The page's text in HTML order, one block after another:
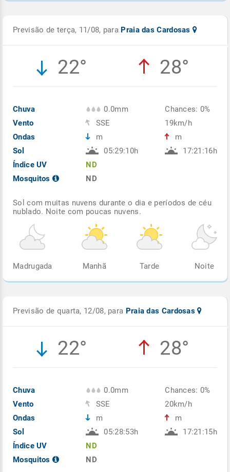
Previsão de terça, 11/08, para Praia das Cardosas
22° 28°
Chuva
Vento
Ondas
Sol
Índice UV
Mosquitos
0.0mm
SSE
m
05:29:10h
ND
ND
Chances: 0%
19km/h
m
17:21:16h
Sol com muitas nuvens durante o dia e períodos de céu
nublado. Noite com poucas nuvens.
Madrugada Manhã Tarde Noite
Previsão de quarta, 12/08, para Praia das Cardosas
22° 28°
Chuva
Vento
Ondas
Sol
Índice UV
Mosquitos
0.0mm
SSE
m
05:28:53h
ND
ND
Chances: 0%
20km/h
m
17:21:15h